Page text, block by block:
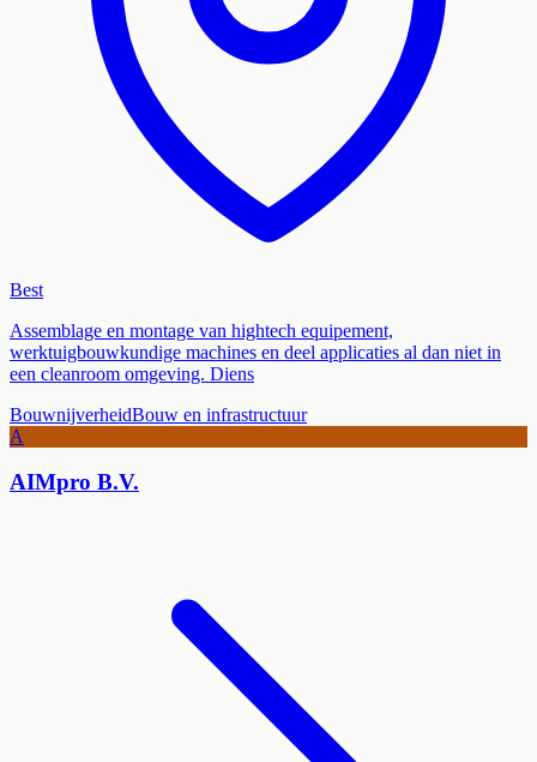
Best
Assemblage en montage van hightech equipement,
werktuigbouwkundige machines en deel applicaties al dan niet in
een cleanroom omgeving. Diens
BouwnijverheidBouw en infrastructuur
A
AIMpro B.V.